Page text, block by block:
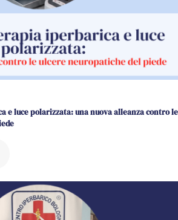
e luce polarizzata: una nuova alleanza contro le